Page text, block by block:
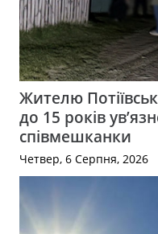
Жителю
до 15 років
співмешканки
Четвер, 6 Серпня, 2026